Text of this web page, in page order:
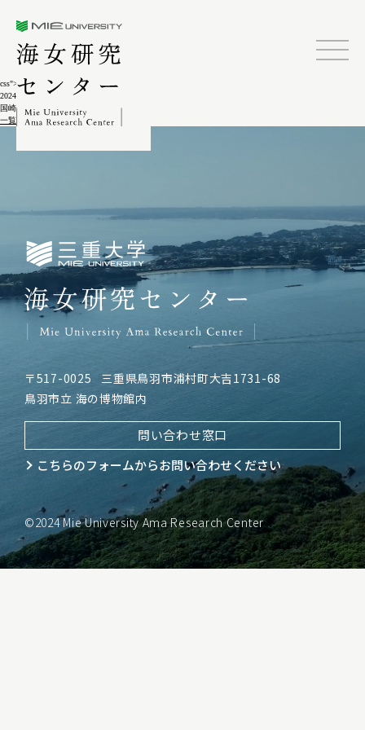
css">
2024.02.04
国崎長浜の海士8-4-3
一覧に戻る
三重大学海女研究センター
〒517-0025
三重県鳥羽市浦村町大吉1731-68
鳥羽市立 海の博物館内
問い合わせ窓口
こちらのフォームからお問い合わせください
©2024 Mie University Ama Research Center